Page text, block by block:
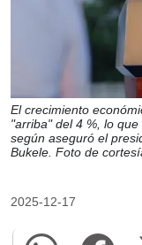
El crecimiento
"arriba" del 4 %, lo
según aseguró el
Bukele. Foto de
2025-12-17